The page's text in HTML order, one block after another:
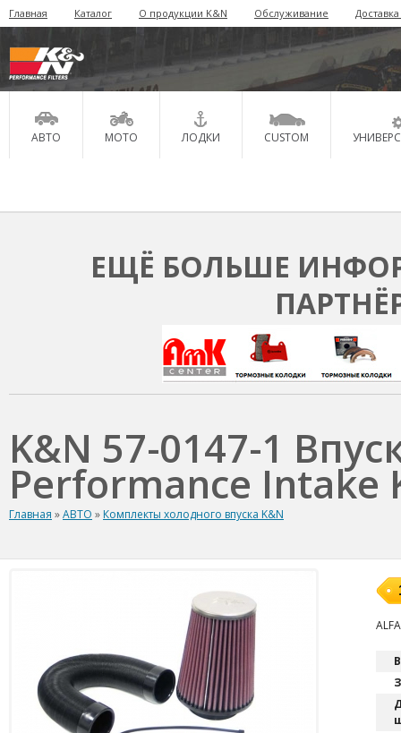
Главная Каталог О продукции K&N Обслуживание
АВТО МОТО ЛОДКИ CUSTOM
ЕЩЁ БОЛЬШЕ
K&N 57-0147-1
Performance Intake
Главная »АВТО » Комплекты холодного впуска K&N